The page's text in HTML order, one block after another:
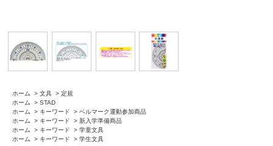
ホーム > 文具 > 定規
ホーム
> STAD
ホーム
> キーワード > ベルマーク運動参加商品
ホーム
> キーワード > 新入学準備商品
ホーム
> キーワード > 学童文具
ホーム
> キーワード > 学生文具